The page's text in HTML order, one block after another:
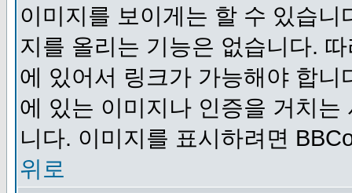
이미지를 보이게는 할 수 있습
지를 올리는 기능은 없습니다.
에 있어서 링크가 가능해야 합
에 있는 이미지나 인증을 거치
니다. 이미지를 표시하려면
위로